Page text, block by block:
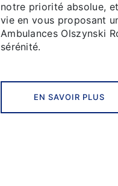
notre priorité absolue,
vie en vous proposant
Ambulances Olszynski
sérénité.
EN SAVOIR PLUS